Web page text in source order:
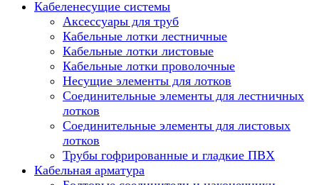
Кабеленесущие системы
Аксессуары для труб
Кабельные лотки лестничные
Кабельные лотки листовые
Кабельные лотки проволочные
Несущие элементы для лотков
Соединительные элементы для лестничных
лотков
Соединительные элементы для листовых
лотков
Трубы гофрированные и гладкие ПВХ
Кабельная арматура